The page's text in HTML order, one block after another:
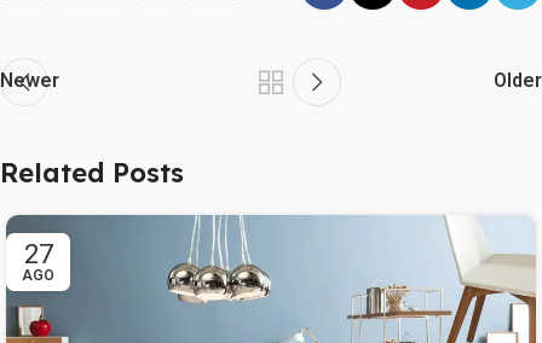
Newer Older
Related Posts
27
AGO